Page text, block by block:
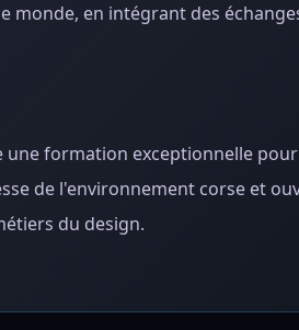
en intégrant des
une formation exceptionnelle
de l'environnement corse et
du design.